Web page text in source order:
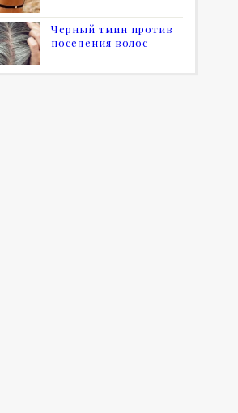
Черный тмин против
поседения волос